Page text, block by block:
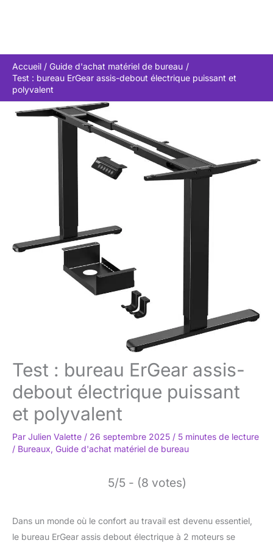
Accueil
Guide d'achat matériel de bureau
Test : bureau ErGear assis-debout électrique puissant et
polyvalent
Test : bureau ErGear assis-
debout électrique puissant
et polyvalent
Par Julien Valette / 26 septembre 2025 / 5 minutes de lecture
/ Bureaux, Guide d'achat matériel de bureau
5/5 - (8 votes)
Dans un monde où le confort au travail est devenu essentiel,
le bureau ErGear assis debout électrique à 2 moteurs se